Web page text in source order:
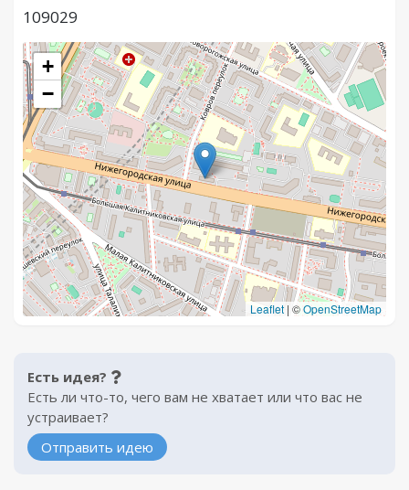
109029
+
−
Leaflet | ©OpenStreetMap
Есть идея?
Есть ли что-то, чего вам не хватает или что вас не
устраивает?
Отправить идею